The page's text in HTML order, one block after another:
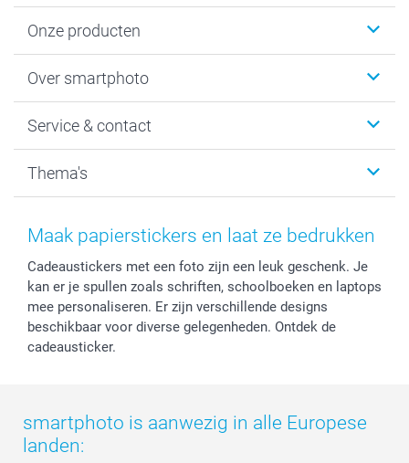
Onze producten
Fotoboeken
Fotocadeaus
Kaarten
Over smartphoto
Vacatures
Bestelproces
Herroepingsrecht
Cookiebeleid
Reviews
Prijslijst
Investor Relations
Service & contact
Tevredenheidsgarantie
Mijn orderstatus
smartfriends
service@smartphoto.nl
Affiliate partnerprogramma
Partnerships
Thema's
Baby
Vaderdag
Huwelijk
Maak papierstickers en laat ze bedrukken
Cadeaustickers met een foto zijn een leuk geschenk. Je
kan er je spullen zoals schriften, schoolboeken en laptops
mee personaliseren. Er zijn verschillende designs
beschikbaar voor diverse gelegenheden. Ontdek de
cadeausticker.
smartphoto is aanwezig in alle Europese
landen: